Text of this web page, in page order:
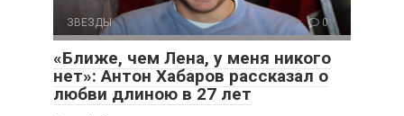
ЗВЕЗДЫ 0
«Ближе, чем Лена, у меня никого
нет»: Антон Хабаров рассказал о
любви длиною в 27 лет